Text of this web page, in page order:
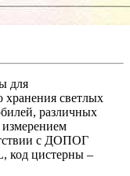
для
хранения светлых
различных
с ДОПОГ
код цистерны –